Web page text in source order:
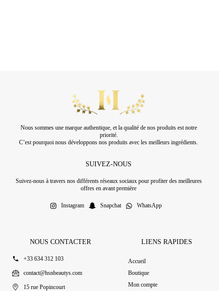
Nous sommes une marque authentique, et la qualité de nos produits est notre
priorité.
C’est pourquoi nous développons nos produits avec les meilleurs ingrédients.
SUIVEZ-NOUS
Suivez-nous à travers nos différents réseaux sociaux pour profiter des meilleures
offres en avant première
Instagram Snapchat WhatsApp
NOUS CONTACTER
+33 634 312 103
contact@hsnbeautys.com
15 rue Popincourt
LIENS RAPIDES
Accueil
Boutique
Mon compte